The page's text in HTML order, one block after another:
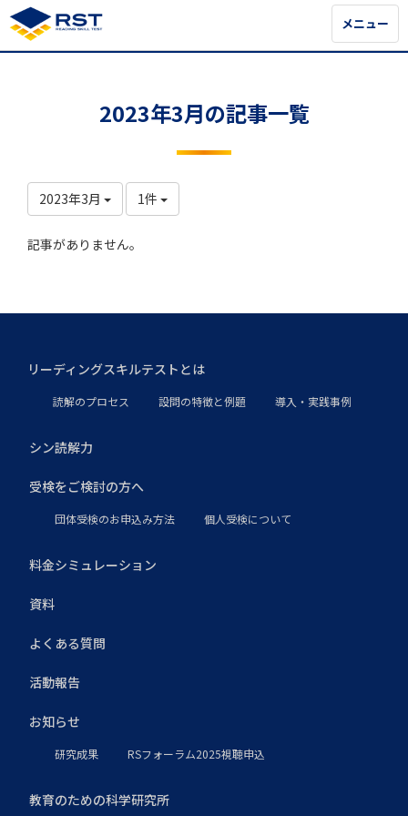
メニュー
メニュー
2023年3月の記事一覧
2023年3月 1件
記事がありません。
リーディングスキルテストとは
読解のプロセス 設問の特徴と例題 導入・実践事例
シン読解力
受検をご検討の方へ
団体受検のお申込み方法 個人受検について
料金シミュレーション
資料
よくある質問
活動報告
お知らせ
研究成果 RSフォーラム2025視聴申込
教育のための科学研究所